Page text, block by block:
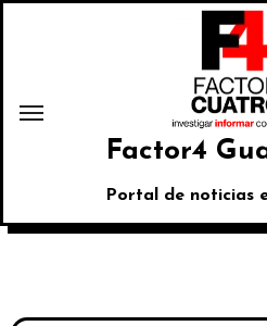
Factor4
Portal de noticias